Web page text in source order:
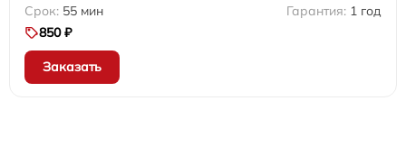
55 мин
1 год
850 ₽
Заказать